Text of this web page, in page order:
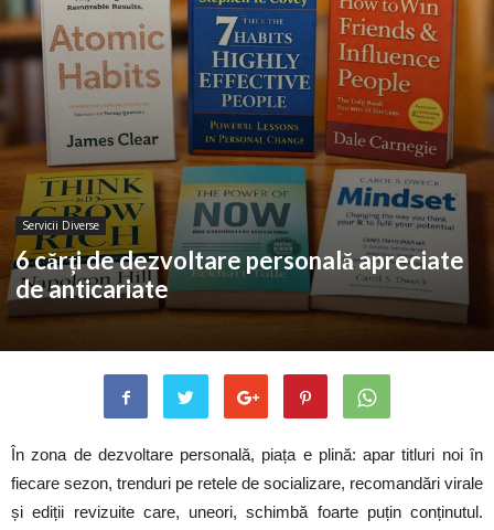
Servicii Diverse
6 cărți de dezvoltare personală apreciate
de anticariate
În zona de dezvoltare personală, piața e plină: apar titluri noi în
fiecare sezon, trenduri pe retele de socializare, recomandări virale
și ediții revizuite care, uneori, schimbă foarte puțin conținutul.